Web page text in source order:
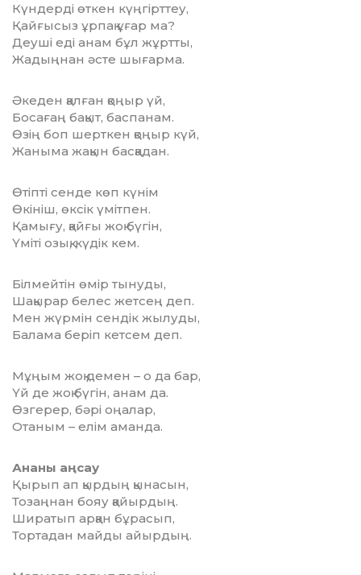
Күндерді өткен күңгірттеу,
Қайғысыз ұрпақ ұғар ма?
Деуші еді анам бұл жұртты,
Жадыңнан әсте шығарма.
Әкеден қалған қоңыр үй,
Босағаң бақыт, баспанам.
Өзің боп шерткен қоңыр күй,
Жаныма жақын басқадан.
Өтіпті сенде көп күнім
Өкініш, өксік үмітпен.
Қамығу, қайғы жоқ бүгін,
Үміті озық, күдік кем.
Білмейтін өмір тынуды,
Шақырар белес жетсең деп.
Мен жүрмін сендік жылуды,
Балама беріп кетсем деп.
Мұңым жоқ демен – о да бар,
Үй де жоқ бүгін, анам да.
Өзгерер, бәрі оңалар,
Отаным – елім аманда.
Ананы аңсау
Қырып ап қырдың қынасын,
Тозаңнан бояу қайырдың.
Ширатып арқан бұрасып,
Тортадан майды айырдың.